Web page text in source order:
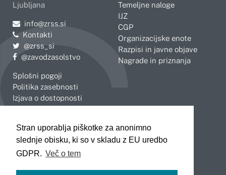
Stran uporablja piškotke za anonimno
slednje obisku, ki so v skladu z EU uredbo
GDPR. Več o tem
Ljubljana
Pošljite e-mail na
info@zrss.si
Kontakti
Pojdite na Twitter:
@zrss_si
Pojdite na Facebook:
@zavodzasolstvo
Splošni pogoji
Politika zasebnosti
Izjava o dostopnosti
Temeljne naloge
IJZ
CGP
Organizacijske enote
Razpisi in javne objave
Nagrade in priznanja
Celje
Koper
Kranj
Novo mesto
Slovenj Gradec